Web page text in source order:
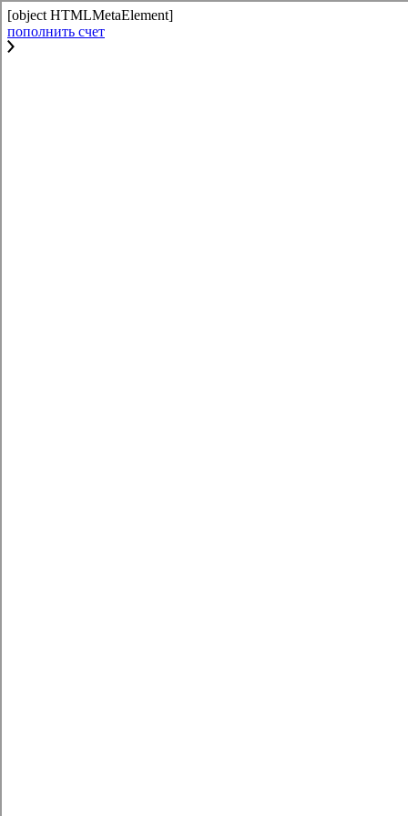
[object HTMLMetaElement]
пополнить счет